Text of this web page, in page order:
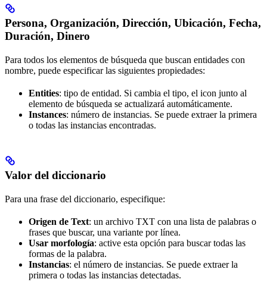
Persona, Organización, Dirección, Ubicación, Fecha,
Duración, Dinero
Para todos los elementos de búsqueda que buscan entidades con
nombre, puede especificar las siguientes propiedades:
Entities: tipo de entidad. Si cambia el tipo, el icon junto al
elemento de búsqueda se actualizará automáticamente.
Instances: número de instancias. Se puede extraer la primera
o todas las instancias encontradas.
Valor del diccionario
Para una frase del diccionario, especifique:
Origen de Text: un archivo TXT con una lista de palabras o
frases que buscar, una variante por línea.
Usar morfología: active esta opción para buscar todas las
formas de la palabra.
Instancias: el número de instancias. Se puede extraer la
primera o todas las instancias detectadas.